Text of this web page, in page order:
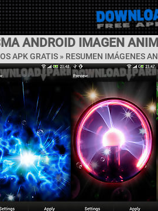
ANDROID IMAGEN
APK GRATIS » RESUMEN IMÁGENES